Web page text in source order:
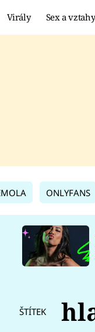
Virály Sex a vztahy
ONLYFANS
ŠTÍTEK